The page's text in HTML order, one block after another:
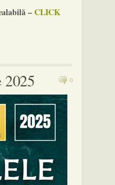
–CLICK
0